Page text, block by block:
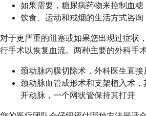
如果需要，糖尿病药物来控制血糖
饮食、运动和戒烟的生活方式咨询
对于更严重的阻塞或如果您出现过症状
行手术以恢复血流。两种主要的外科手
颈动脉内膜切除术，外科医生直
颈动脉血管成形术和支架植入术
开动脉，一个网状管保持其打开